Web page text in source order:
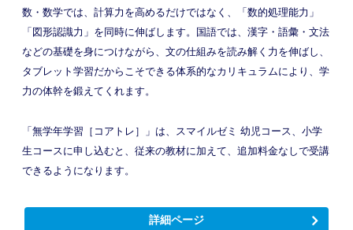
数・数学では、計算力を高めるだけではなく、「数的処理能力」
「図形認識力」を同時に伸ばします。国語では、漢字・語彙・文法
などの基礎を身につけながら、文の仕組みを読み解く力を伸ばし、
タブレット学習だからこそできる体系的なカリキュラムにより、学
力の体幹を鍛えてくれます。
「無学年学習［コアトレ］」は、スマイルゼミ 幼児コース、小学
生コースに申し込むと、従来の教材に加えて、追加料金なしで受講
できるようになります。
詳細ページ